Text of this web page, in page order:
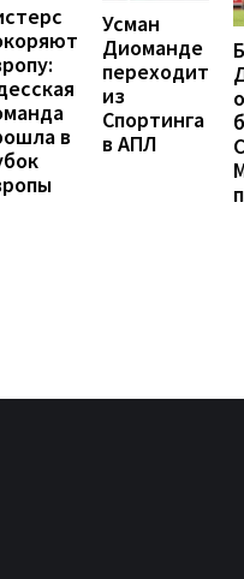
в
Усман
Диоманде
переходит
из
Спортинга
в АПЛ